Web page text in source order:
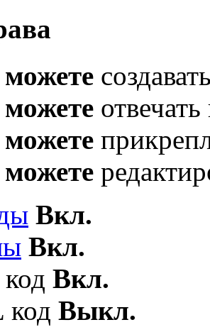
можете
можете
можете
можете
Вкл.
Вкл.
код Вкл.
Выкл.